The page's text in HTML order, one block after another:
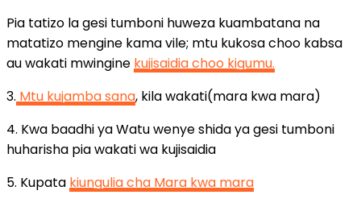
Pia tatizo la gesi tumboni huweza kuambatana na
matatizo mengine kama vile; mtu kukosa choo kabsa
au wakati mwingine kujisaidia choo kigumu.
3. Mtu kujamba sana, kila wakati(mara kwa mara)
4. Kwa baadhi ya Watu wenye shida ya gesi tumboni
huharisha pia wakati wa kujisaidia
5. Kupata kiungulia cha Mara kwa mara